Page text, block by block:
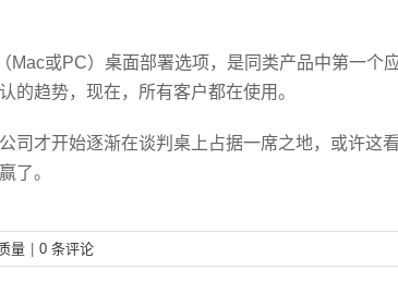
Mac或PC）桌面部署选项，是同类产品中第一个
的趋势，现在，所有客户都在使用。
司才开始逐渐在谈判桌上占据一席之地，或许这
了。
量 | 0 条评论